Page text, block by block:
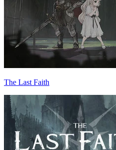
The Last Faith